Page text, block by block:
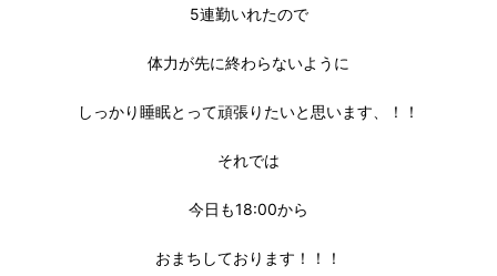
5連勤いれたので
体力が先に終わらないように
しっかり睡眠とって頑張りたいと思います、！！
それでは
今日も18:00から
おまちしております！！！